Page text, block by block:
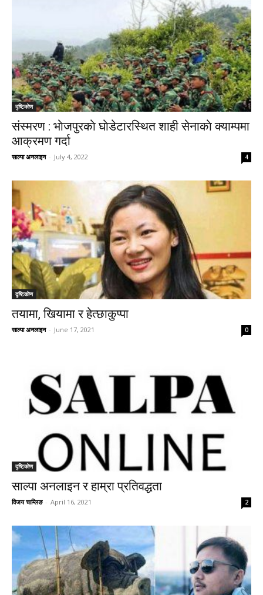
दृष्टिकाेण
संस्मरण : भाेजपुरकाे घाेडेटारस्थित शाही सेनाकाे क्याम्पमा
आक्रमण गर्दा
साल्पा अनलाइन - July 4, 2022 4
दृष्टिकाेण
तयामा, खियामा र हेत्छाकुप्पा
साल्पा अनलाइन - June 17, 2021 0
दृष्टिकाेण
साल्पा अनलाइन र हाम्रा प्रतिवद्धता
विजय चाम्लिङ - April 16, 2021 2